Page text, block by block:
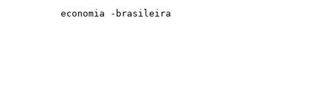
economia -brasileira